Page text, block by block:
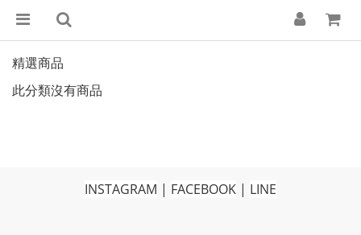
精選商品
此分類沒有商品
INSTAGRAM | FACEBOOK | LINE